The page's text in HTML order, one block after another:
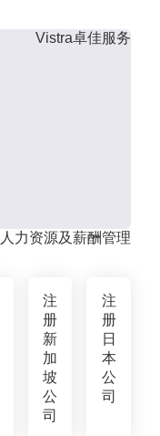
Vistra卓佳服务
人力资源及薪酬管理
注
册
新
加
坡
公
司
注
册
日
本
公
司